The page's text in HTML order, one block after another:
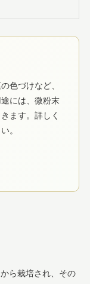
色づけなど、
には、微粉末
ます。詳しく
。
ら栽培され、その